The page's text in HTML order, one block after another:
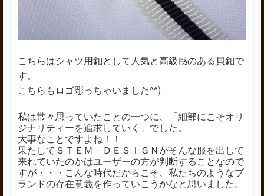
こちらはシャツ用釦として人気と高級感のある貝釦で
す。
こちらもロゴ彫っちゃいました^^)
私は常々思っていたことの一つに、「細部にこそオリ
ジナリティーを追求していく」でした。
大事なことですよね！！
果たしてＳＴＥＭ－ＤＥＳＩＧＮがそんな服を出して
来れていたのかはユーザーの方が判断することなので
すが・・・こんな時代だからこそ、私たちのようなブ
ランドの存在意義を作っていこうかなと思いました。